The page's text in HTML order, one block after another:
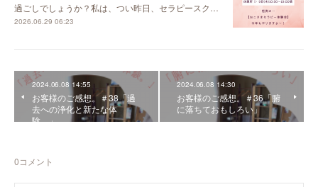
過ごしでしょうか？私は、つい昨日、セラピースク…
2026.06.29 06:23
2024.06.08 14:55
お客様のご感想。＃38「過
去への浄化と新たな体
験。」
2024.06.08 14:30
お客様のご感想。＃36「腑
に落ちておもしろい」
0コメント